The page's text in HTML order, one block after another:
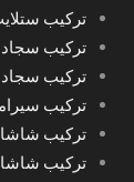
تركيب
تركيب
تركيب سجاد
تركيب
تركيب
تركيب